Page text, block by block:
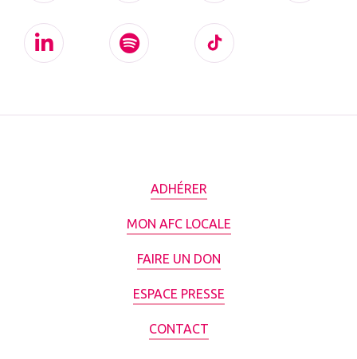
ADHÉRER
MON AFC LOCALE
FAIRE UN DON
ESPACE PRESSE
CONTACT